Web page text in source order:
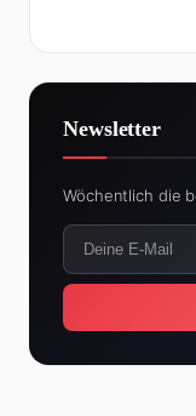
Newsletter
Wöchentlich die